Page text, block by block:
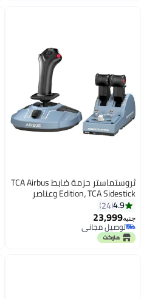
ثروستماستر حزمة ضابط TCA Airbus
Edition، TCA Sidestick وعناصر
التحكم الرباعية للكمبيوتر الشخصي
4.9
24
جنيه23,999
توصيل مجاني
توصيل مجاني